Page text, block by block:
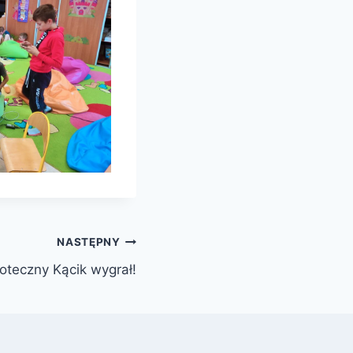
NASTĘPNY
Kącik wygrał!